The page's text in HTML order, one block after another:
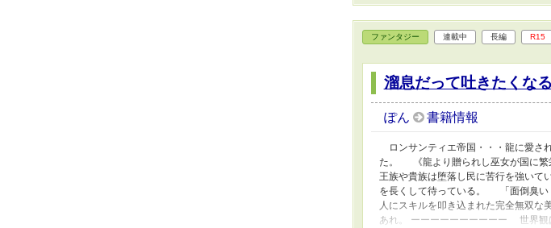
ファンタジー 連載中 長編 R15
溜息だって吐きたくな
ぽん 書籍情報
ロンサンティエ帝国・・・龍に愛さ
た。 《龍より贈られし巫女が国に
王族や貴族は堕落し民に苦行を強い
を長くして待っている。 「面倒臭
人にスキルを叩き込まれた完全無双
あれ。 ーーーーーーーーーー 世界観